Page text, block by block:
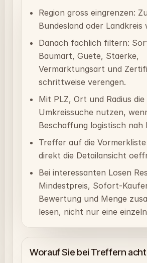
Region gross eingrenzen:
Bundesland oder Landkreis
Danach fachlich filtern:
Baumart, Guete, Staerke,
Vermarktungsart und
schrittweise verengen.
Mit PLZ, Ort und Radius die
Umkreissuche nutzen,
Beschaffung logistisch nah
Treffer auf die
direkt die Detailansicht
Bei interessanten Losen
Mindestpreis, Sofort-
Bewertung und Menge
lesen, nicht nur eine
Worauf Sie bei Treffern